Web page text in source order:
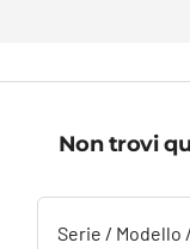
Non trovi